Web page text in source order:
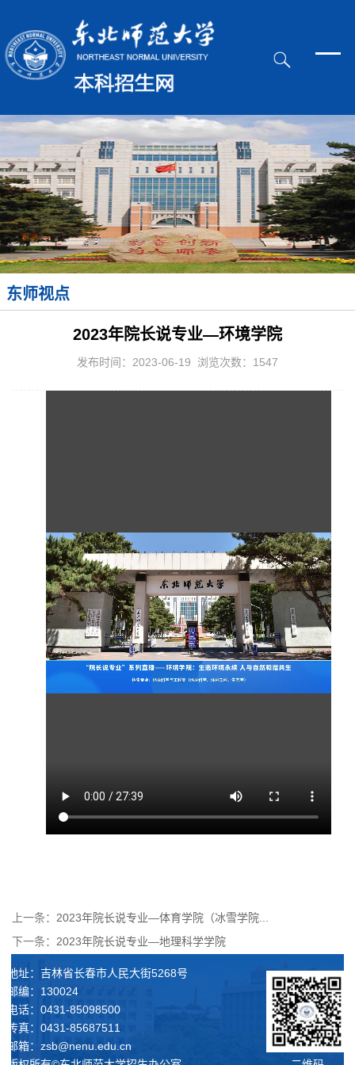
东师视点
2023年院长说专业—环境学院
发布时间：2023-06-19 浏览次数： 1547
上一条： 2023年院长说专业—体育学院（冰雪学院...
下一条： 2023年院长说专业—地理科学学院
地址：吉林省长春市人民大街5268号
邮编：130024
电话：0431-85098500
传真：0431-85687511
邮箱：zsb@nenu.edu.cn